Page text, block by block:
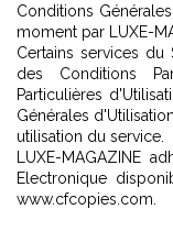
Conditions
moment par LUXE-
Certains services du
des Conditions
Particulières
Générales
utilisation du service.
LUXE-MAGAZINE
Electronique
www.cfcopies.com